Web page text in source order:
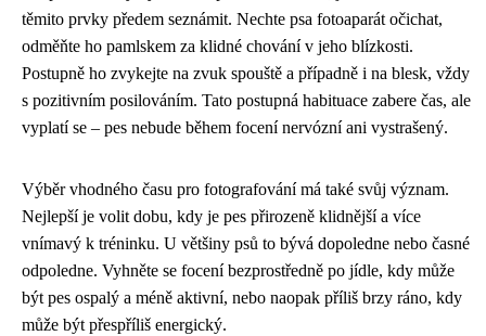
těmito prvky předem seznámit. Nechte psa fotoaparát očichat,
odměňte ho pamlskem za klidné chování v jeho blízkosti.
Postupně ho zvykejte na zvuk spouště a případně i na blesk, vždy
s pozitivním posilováním. Tato postupná habituace zabere čas, ale
vyplatí se – pes nebude během focení nervózní ani vystrašený.
Výběr vhodného času pro fotografování má také svůj význam.
Nejlepší je volit dobu, kdy je pes přirozeně klidnější a více
vnímavý k tréninku. U většiny psů to bývá dopoledne nebo časné
odpoledne. Vyhněte se focení bezprostředně po jídle, kdy může
být pes ospalý a méně aktivní, nebo naopak příliš brzy ráno, kdy
může být přespříliš energický.